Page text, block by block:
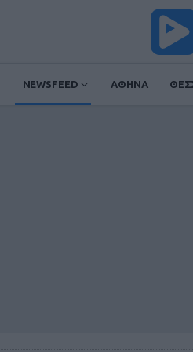
NEWSFEED ΑΘΗΝΑ